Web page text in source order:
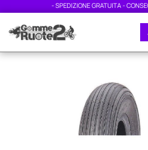
- SPEDIZIONE GRATUITA -